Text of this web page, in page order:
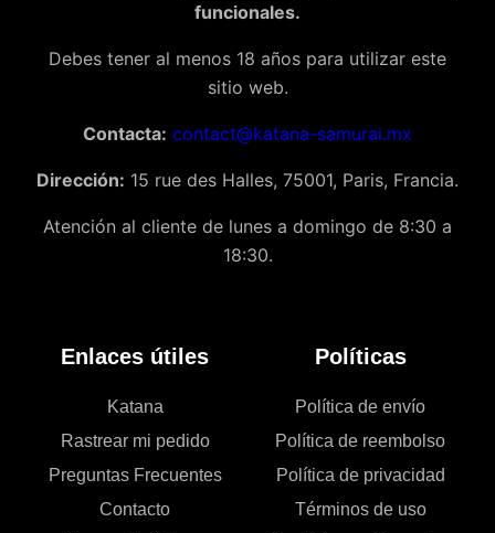
funcionales.
Debes tener al menos 18 años para utilizar este
sitio web.
Contacta: contact@katana-samurai.mx
Dirección: 15 rue des Halles, 75001, Paris, Francia.
Atención al cliente de lunes a domingo de 8:30 a
18:30.
Enlaces útiles
Katana
Rastrear mi pedido
Preguntas Frecuentes
Contacto
Políticas
Política de envío
Política de reembolso
Política de privacidad
Términos de uso